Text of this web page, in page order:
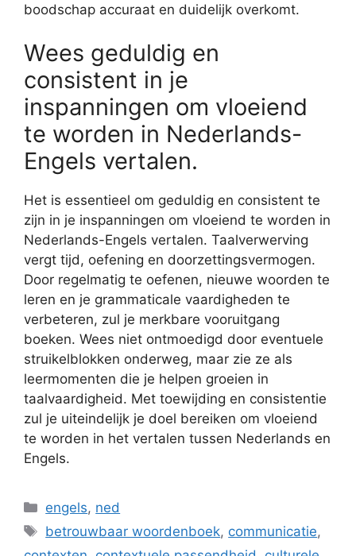
boodschap accuraat en duidelijk overkomt.
Wees geduldig en
consistent in je
inspanningen om vloeiend
te worden in Nederlands-
Engels vertalen.
Het is essentieel om geduldig en consistent te
zijn in je inspanningen om vloeiend te worden in
Nederlands-Engels vertalen. Taalverwerving
vergt tijd, oefening en doorzettingsvermogen.
Door regelmatig te oefenen, nieuwe woorden te
leren en je grammaticale vaardigheden te
verbeteren, zul je merkbare vooruitgang
boeken. Wees niet ontmoedigd door eventuele
struikelblokken onderweg, maar zie ze als
leermomenten die je helpen groeien in
taalvaardigheid. Met toewijding en consistentie
zul je uiteindelijk je doel bereiken om vloeiend
te worden in het vertalen tussen Nederlands en
Engels.
Categorieën
engels, ned
Tags
betrouwbaar woordenboek, communicatie,